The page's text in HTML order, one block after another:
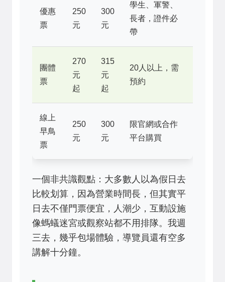
優惠
票
250
元
300
元
學生、軍警、
長者，證件必
帶
團體
票
270
元
起
315
元
起
20人以上，需
預約
線上
早鳥
票
250
元
300
元
限官網或合作
平台購買
一個非共識觀點：大多數人以為假日去
比較划算，因為營業時間長，但其實平
日去不僅門票便宜，人潮少，互動設施
像螞蟻迷宮或觀察站都不用排隊。我週
三去，幾乎包場體驗，導覽員還有空多
講解十分鐘。